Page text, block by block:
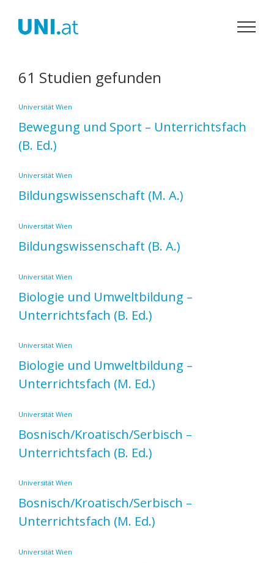
Inhalt
springen
61 Studien gefunden
Universität Wien
Bewegung und Sport – Unterrichtsfach
(B. Ed.)
Universität Wien
Bildungswissenschaft (M. A.)
Universität Wien
Bildungswissenschaft (B. A.)
Universität Wien
Biologie und Umweltbildung –
Unterrichtsfach (B. Ed.)
Universität Wien
Biologie und Umweltbildung –
Unterrichtsfach (M. Ed.)
Universität Wien
Bosnisch/Kroatisch/Serbisch –
Unterrichtsfach (B. Ed.)
Universität Wien
Bosnisch/Kroatisch/Serbisch –
Unterrichtsfach (M. Ed.)
Universität Wien